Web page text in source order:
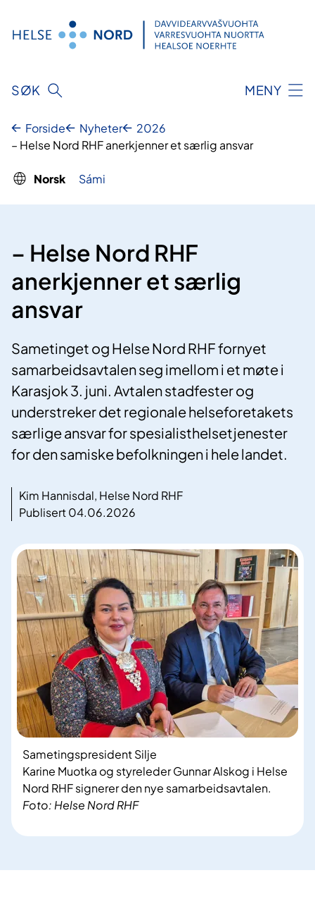
innhold
SØK MENY
Forside Nyheter
2026
– Helse Nord RHF anerkjenner et særlig ansvar
Norsk Sámi
– Helse Nord RHF
anerkjenner et særlig
ansvar
Sametinget og Helse Nord RHF fornyet
samarbeidsavtalen seg imellom i et møte i
Karasjok 3. juni. Avtalen stadfester og
understreker det regionale helseforetakets
særlige ansvar for spesialisthelsetjenester
for den samiske befolkningen i hele landet.
Kim Hannisdal, Helse Nord RHF
Publisert 04.06.2026
Foto: Helse Nord RHF
Sametingspresident Silje
Karine Muotka og styreleder Gunnar Alskog i Helse
Nord RHF signerer den nye samarbeidsavtalen.